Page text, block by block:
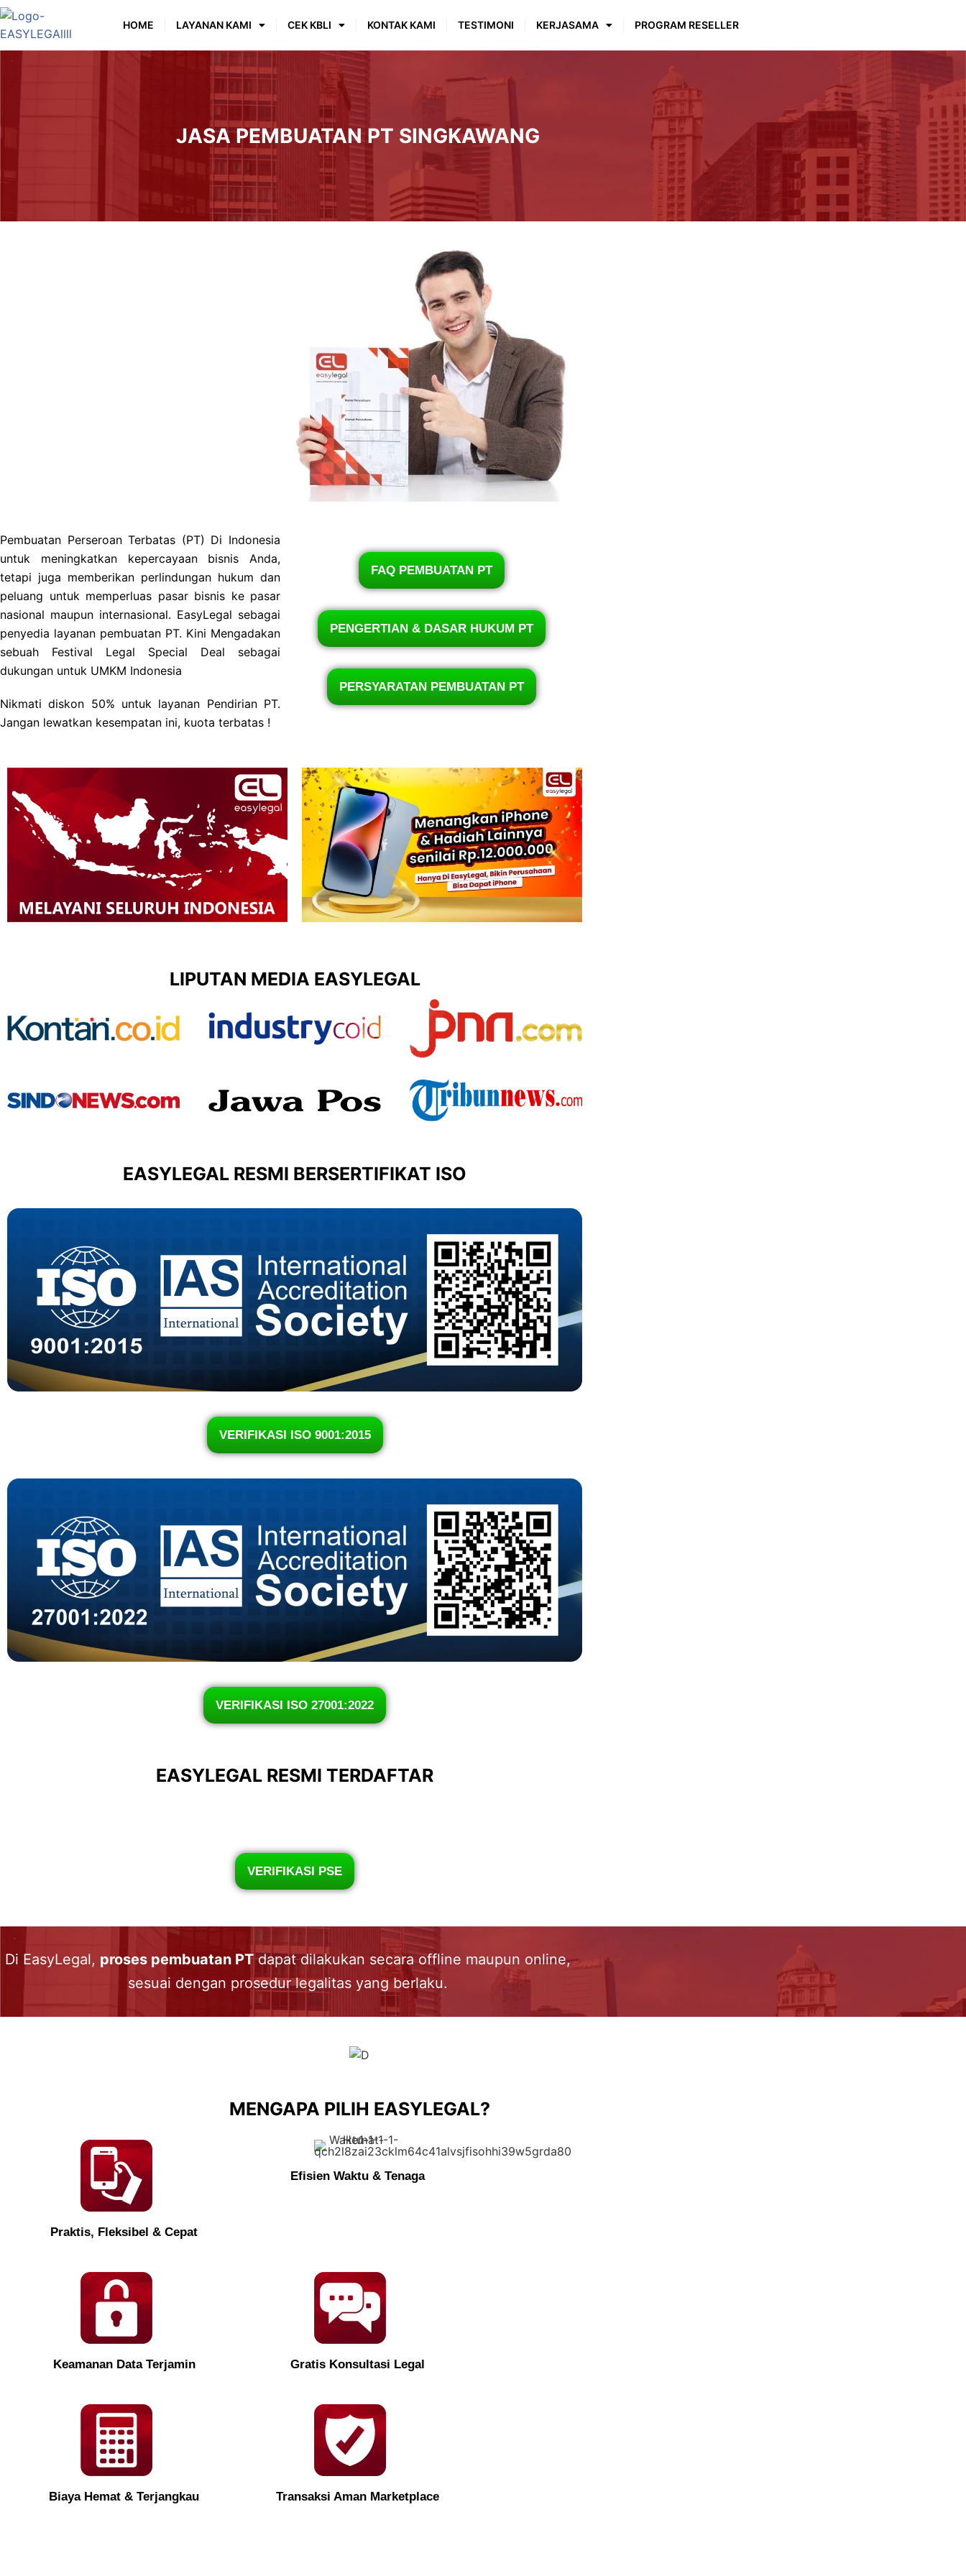
HOME LAYANAN KAMI CEK KBLI KONTAK KAMI TESTIMONI KERJASAMA PROGRAM RESELLER
JASA PEMBUATAN PT SINGKAWANG
Pembuatan Perseroan Terbatas (PT) Di Indonesia
untuk meningkatkan kepercayaan bisnis Anda,
tetapi juga memberikan perlindungan hukum dan
peluang untuk memperluas pasar bisnis ke pasar
nasional maupun internasional. EasyLegal sebagai
penyedia layanan pembuatan PT. Kini Mengadakan
sebuah Festival Legal Special Deal sebagai
dukungan untuk UMKM Indonesia
Nikmati diskon 50% untuk layanan Pendirian PT.
Jangan lewatkan kesempatan ini, kuota terbatas !
FAQ PEMBUATAN PT
PENGERTIAN & DASAR HUKUM PT
PERSYARATAN PEMBUATAN PT
LIPUTAN MEDIA EASYLEGAL
EASYLEGAL RESMI BERSERTIFIKAT ISO
VERIFIKASI ISO 9001:2015
VERIFIKASI ISO 27001:2022
EASYLEGAL RESMI TERDAFTAR
VERIFIKASI PSE
Di EasyLegal, proses pembuatan PTdapat dilakukan secara offline maupun online,
sesuai dengan prosedur legalitas yang berlaku.
MENGAPA PILIH EASYLEGAL?
Praktis, Fleksibel & Cepat
Efisien Waktu & Tenaga
Keamanan Data Terjamin Gratis Konsultasi Legal
Biaya Hemat & Terjangkau Transaksi Aman Marketplace